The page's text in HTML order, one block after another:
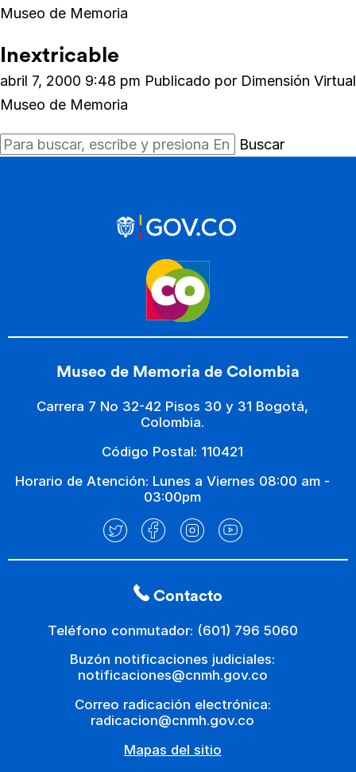
Museo de Memoria
Inextricable
abril 7, 2000 9:48 pm Publicado por Dimensión Virtual
Museo de Memoria
Buscar
Museo de Memoria de Colombia
Carrera 7 No 32-42 Pisos 30 y 31 Bogotá,
Colombia.
Código Postal: 110421
Horario de Atención: Lunes a Viernes 08:00 am -
03:00pm
Contacto
Teléfono conmutador: (601) 796 5060
Buzón notificaciones judiciales:
notificaciones@cnmh.gov.co
Correo radicación electrónica:
radicacion@cnmh.gov.co
Mapas del sitio